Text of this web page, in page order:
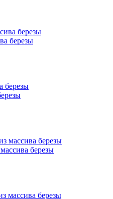
березы
березы